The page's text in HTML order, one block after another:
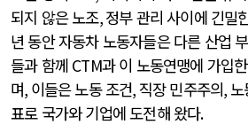
되지 않은 노조,정부 관리 사이에 긴밀
년 동안 자동차 노동자들은 다른 산업
들과 함께 CTM과 이 노동연맹에 가입
며, 이들은 노동 조건, 직장 민주주의,
표로 국가와 기업에 도전해 왔다.